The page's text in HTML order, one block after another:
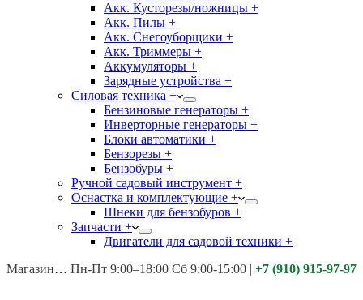
Акк. Кусторезы/ножницы +
Акк. Пилы +
Акк. Снегоуборщики +
Акк. Триммеры +
Аккумуляторы +
Зарядные устройства +
Силовая техника +
Бензиновые генераторы +
Инверторные генераторы +
Блоки автоматики +
Бензорезы +
Бензобуры +
Ручной садовый инструмент +
Оснастка и комплектующие +
Шнеки для бензобуров +
Запчасти +
Двигатели для садовой техники +
Магазины: Калуга ул. Московская д.113
Пн-Пт 9:00–18:00 Сб 9:00-15:00 | +7 (910) 915-97-97